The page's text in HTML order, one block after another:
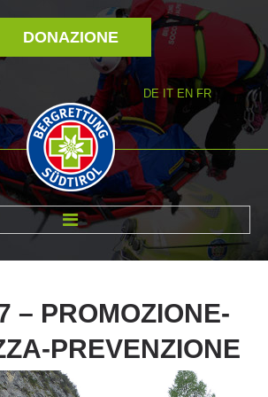
DONAZIONE
DE IT EN FR
– PROMOZIONE-
PREVENZIONE